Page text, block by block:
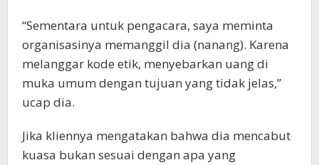
“Sementara untuk pengacara, saya meminta
organisasinya memanggil dia (nanang). Karena
melanggar kode etik, menyebarkan uang di
muka umum dengan tujuan yang tidak jelas,”
ucap dia.
Jika kliennya mengatakan bahwa dia mencabut
kuasa bukan sesuai dengan apa yang